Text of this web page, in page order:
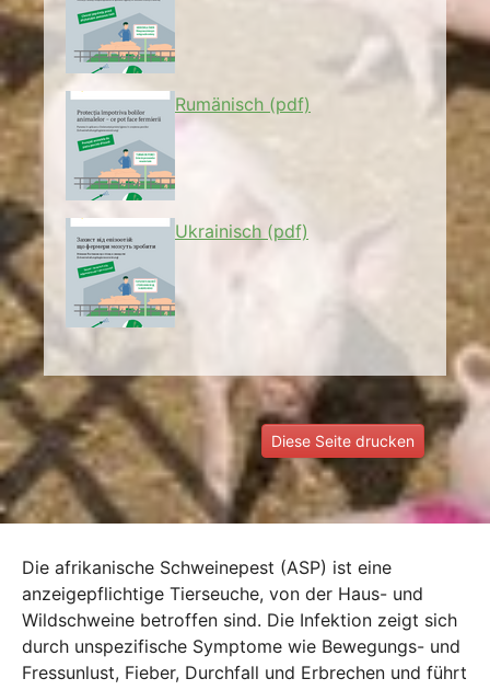
Rumänisch (pdf)
Ukrainisch (pdf)
Diese Seite drucken
Die afrikanische Schweinepest (ASP) ist eine
anzeigepflichtige Tierseuche, von der Haus- und
Wildschweine betroffen sind. Die Infektion zeigt sich
durch unspezifische Symptome wie Bewegungs- und
Fressunlust, Fieber, Durchfall und Erbrechen und führt